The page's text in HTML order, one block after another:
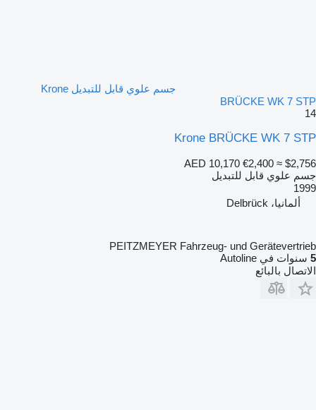
جسم علوي قابل للتبديل Krone
BRÜCKE WK 7 STP
14
Krone BRÜCKE WK 7 STP
AED 10,170 €2,400 ≈ $2,756
جسم علوي قابل للتبديل
1999
ألمانيا، Delbrück
PEITZMEYER Fahrzeug- und Gerätevertrieb
5 سنوات في Autoline
الاتصال بالبائع